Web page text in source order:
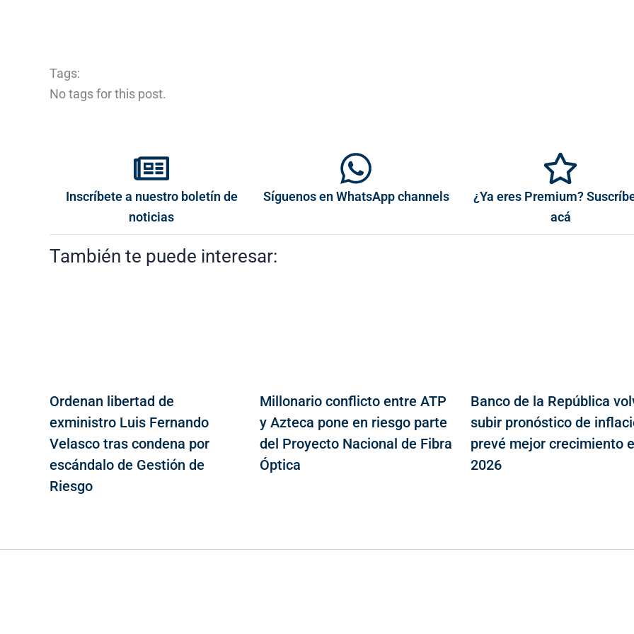
Tags:
No tags for this post.
Inscríbete a nuestro boletín de
noticias
Síguenos en WhatsApp channels
¿Ya eres Premium?
acá
También te puede interesar:
Ordenan libertad de
exministro Luis Fernando
Velasco tras condena por
escándalo de Gestión de
Riesgo
Millonario conflicto entre ATP
y Azteca pone en riesgo parte
del Proyecto Nacional de Fibra
Óptica
Banco de la República
subir pronóstico de
prevé mejor crecimiento
2026